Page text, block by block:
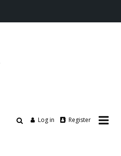
Log in Register